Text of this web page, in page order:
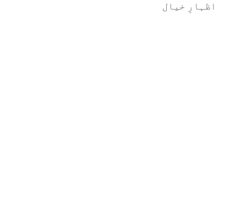
اظہارِ خیال